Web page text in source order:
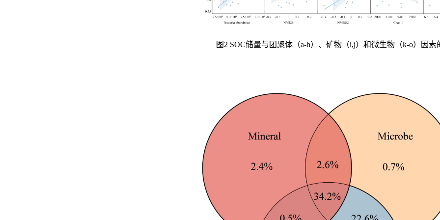
图2 SOC储量与团聚体（a-h）、矿物（i,j）和微生物（k-o）因素